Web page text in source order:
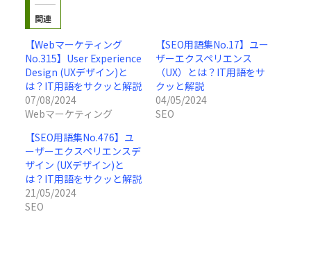
関連
【Webマーケティング
No.315】User Experience
Design (UXデザイン)と
は？IT用語をサクッと解説
07/08/2024
Webマーケティング
【SEO用語集No.17】ユー
ザーエクスペリエンス
（UX）とは？IT用語をサ
クッと解説
04/05/2024
SEO
【SEO用語集No.476】ユ
ーザーエクスペリエンスデ
ザイン (UXデザイン)と
は？IT用語をサクッと解説
21/05/2024
SEO